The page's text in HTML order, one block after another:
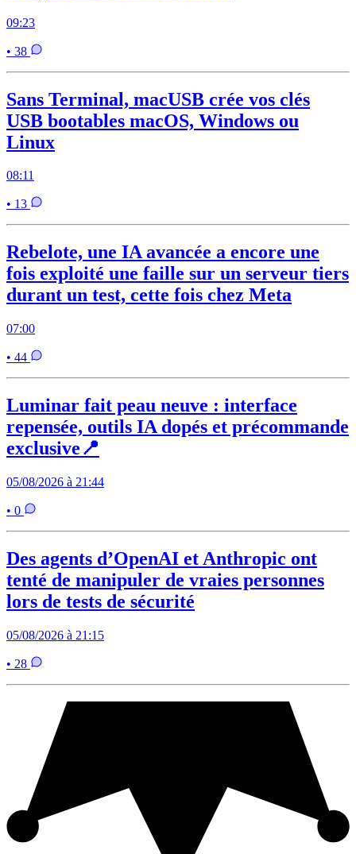
09:23
• 38
Sans Terminal, macUSB crée vos clés
USB bootables macOS, Windows ou
Linux
08:11
• 13
Rebelote, une IA avancée a encore une
fois exploité une faille sur un serveur tiers
durant un test, cette fois chez Meta
07:00
• 44
Luminar fait peau neuve : interface
repensée, outils IA dopés et précommande
exclusive📍
05/08/2026 à 21:44
• 0
Des agents d’OpenAI et Anthropic ont
tenté de manipuler de vraies personnes
lors de tests de sécurité
05/08/2026 à 21:15
• 28